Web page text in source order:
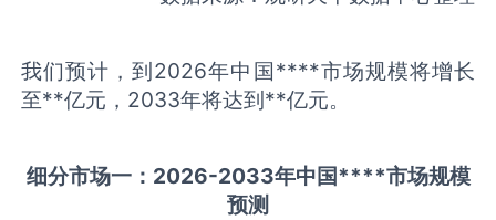
我们预计，到2026年中国****市场规模将增长
至**亿元，2033年将达到**亿元。
细分市场一： 2026-2033年中国****市场规模
预测